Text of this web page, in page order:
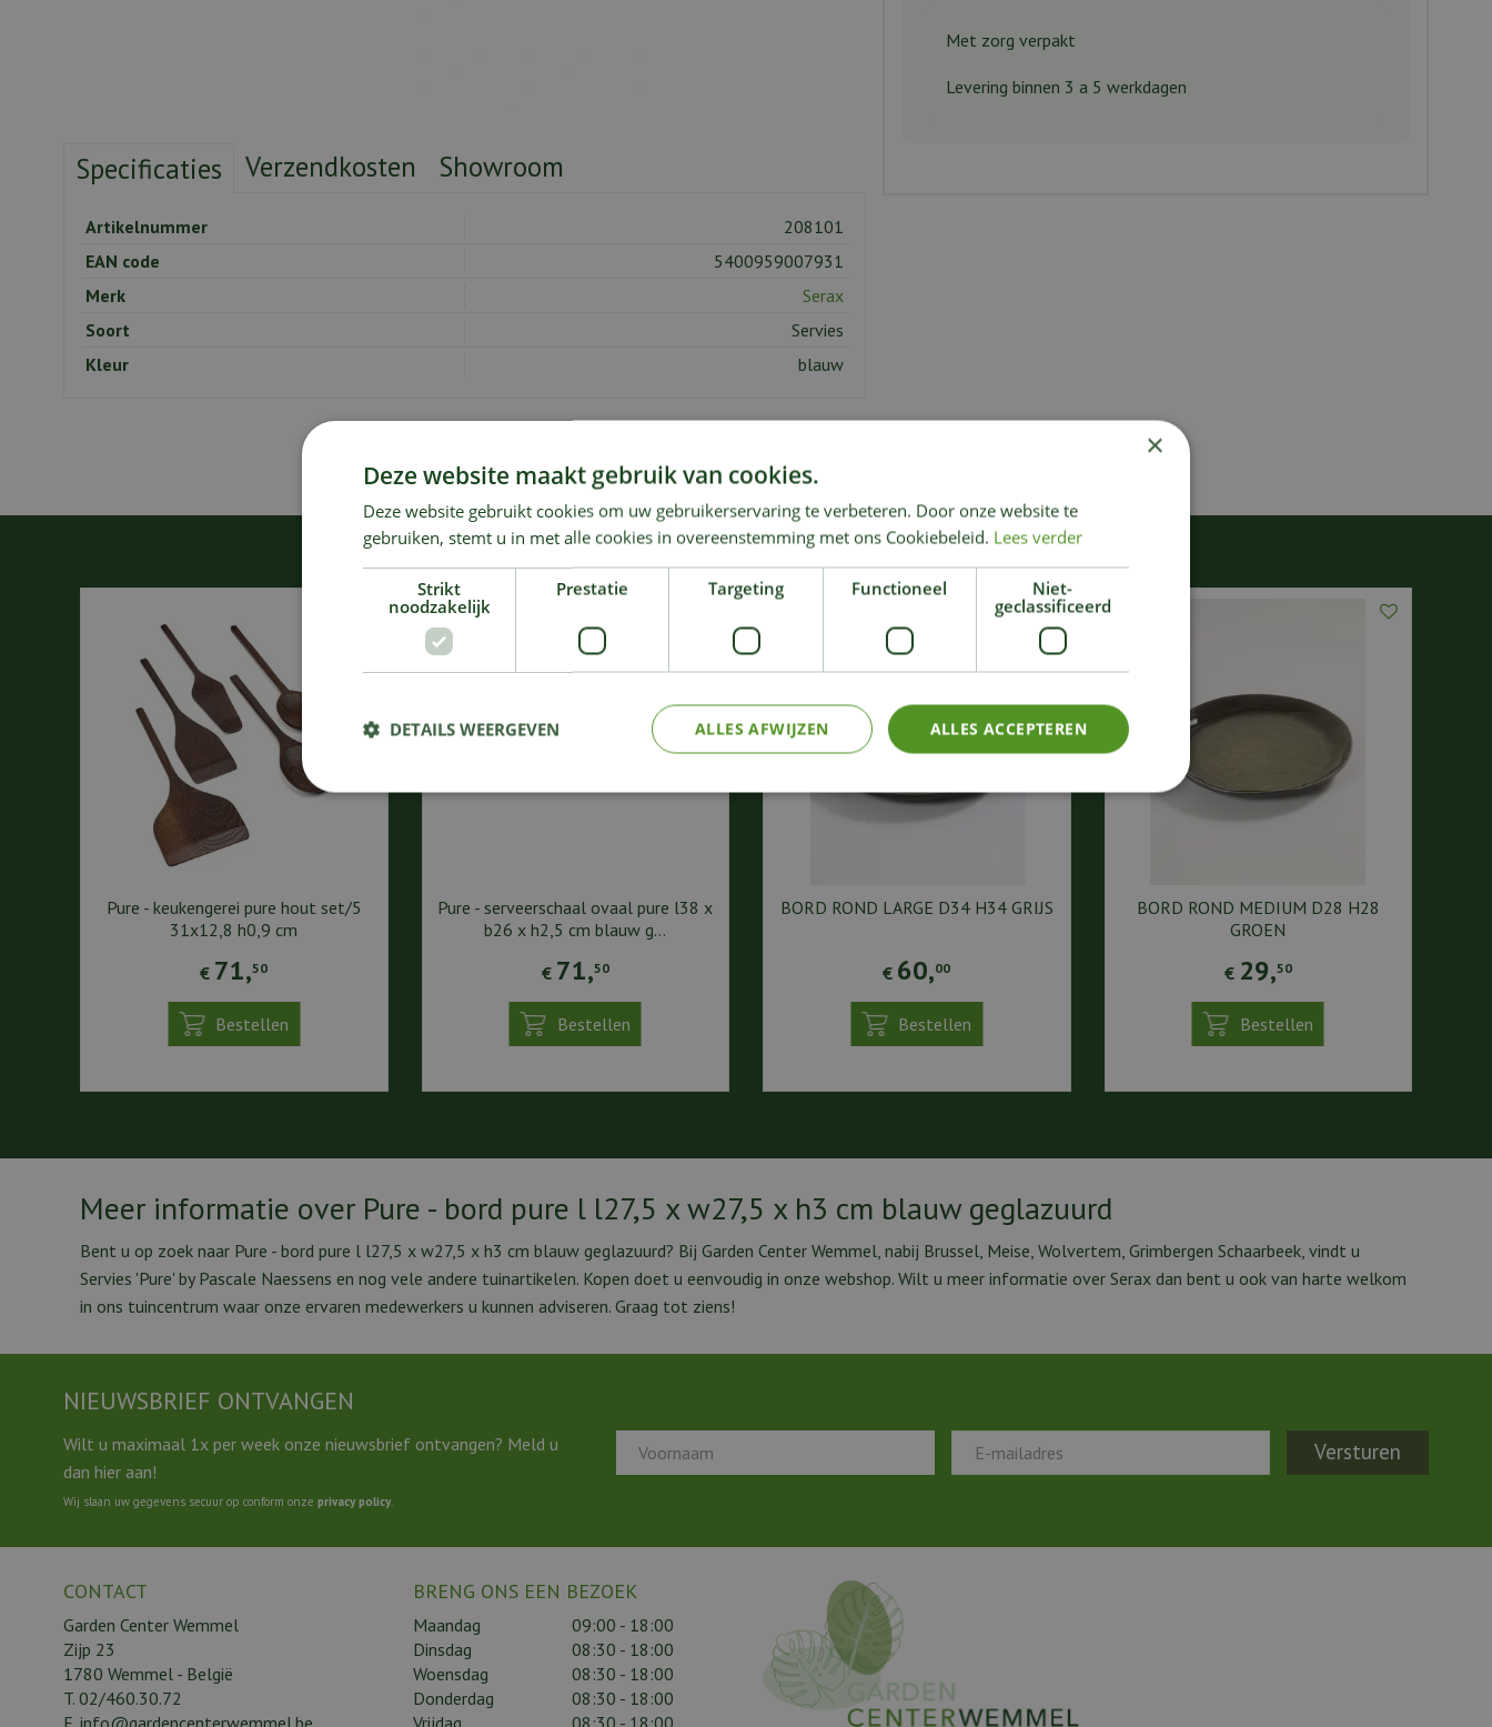
Met zorg verpakt
Levering binnen 3 a 5 werkdagen
Specificaties Verzendkosten Showroom
Artikelnummer
208101
EAN code
5400959007931
Merk
Serax
Soort
Servies
Kleur
blauw
KIJK OOK EENS NAAR:
Pure - keukengerei pure hout set/5
31x12,8 h0,9 cm
€ 71,50
Bestellen
Pure - serveerschaal ovaal pure l38 x
b26 x h2,5 cm blauw g…
€ 71,50
Bestellen
BORD ROND LARGE D34 H34 GRIJS
€ 60,00
Bestellen
BORD ROND MEDIUM D28 H28
GROEN
€ 29,50
Bestellen
Meer informatie over Pure - bord pure l l27,5 x w27,5 x h3 cm blauw geglazuurd
Bent u op zoek naar Pure - bord pure l l27,5 x w27,5 x h3 cm blauw geglazuurd? Bij Garden Center Wemmel, nabij Brussel, Meise, Wolvertem, Grimbergen Schaarbeek, vindt u
Servies 'Pure' by Pascale Naessens en nog vele andere tuinartikelen. Kopen doet u eenvoudig in onze webshop. Wilt u meer informatie over Serax dan bent u ook van harte welkom
in ons tuincentrum waar onze ervaren medewerkers u kunnen adviseren. Graag tot ziens!
NIEUWSBRIEF ONTVANGEN
Wilt u maximaal 1x per week onze nieuwsbrief ontvangen? Meld u
dan hier aan!
Wij slaan uw gegevens secuur op conform onze privacy policy
CONTACT
Garden Center Wemmel
Zijp 23
1780 Wemmel - België
T. 02/460.30.72
E. info@gardencenterwemmel.be
BRENG ONS EEN BEZOEK
Maandag
09:00 - 18:00
Dinsdag
08:30 - 18:00
Woensdag
08:30 - 18:00
Donderdag
08:30 - 18:00
Vrijdag
08:30 - 18:00
×
Deze website maakt gebruik van cookies.
Deze website gebruikt cookies om uw gebruikerservaring te verbeteren. Door onze website te
gebruiken, stemt u in met alle cookies in overeenstemming met ons Cookiebeleid. Lees verder
Strikt
noodzakelijk
Prestatie Targeting Functioneel
Niet-
geclassificeerd
ALLES ACCEPTEREN
ALLES AFWIJZEN
DETAILS WEERGEVEN